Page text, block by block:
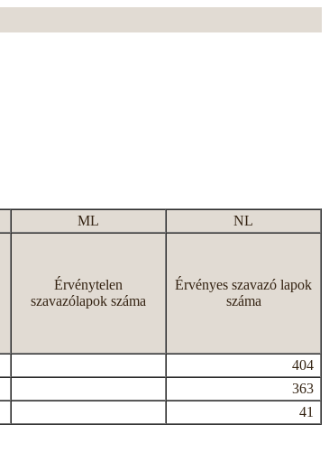
ML
NL
Érvénytelen
szavazólapok száma
Érvényes szavazó lapok
száma
404
363
41